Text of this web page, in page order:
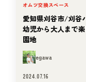
オムツ交換スペース
愛知県刈谷市/刈谷
幼児から大人まで
園地
egawa
2024.07.16